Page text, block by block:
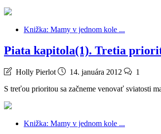
Knižka: Mamy v jednom kole ...
Piata kapitola(1). Tretia
Holly Pierlot 14. januára 2012
1
S treťou prioritou sa začneme venovať sviatosti
Knižka: Mamy v jednom kole ...